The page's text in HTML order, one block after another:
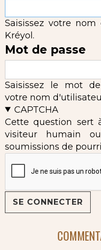
Saisissez votre
Kréyol.
Mot de passe
Saisissez le mot
votre nom
CAPTCHA
Cette question sert
visiteur humain
soumissions de